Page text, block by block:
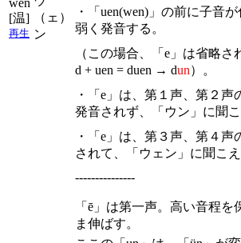
[温]
再生
（ェ）
ン
・「uen(wen)」の前に子音
弱く発音する。
（この場合、「e」は省略さ
d + uen = duen → dun）。
・「e」は、第１声、第２
発音されず、「ウン」に聞こ
・「e」は、第３声、第４
されて、「ウェン」に聞こえ
---------------
「ē」は第一声。高い音程を
ま伸ばす。